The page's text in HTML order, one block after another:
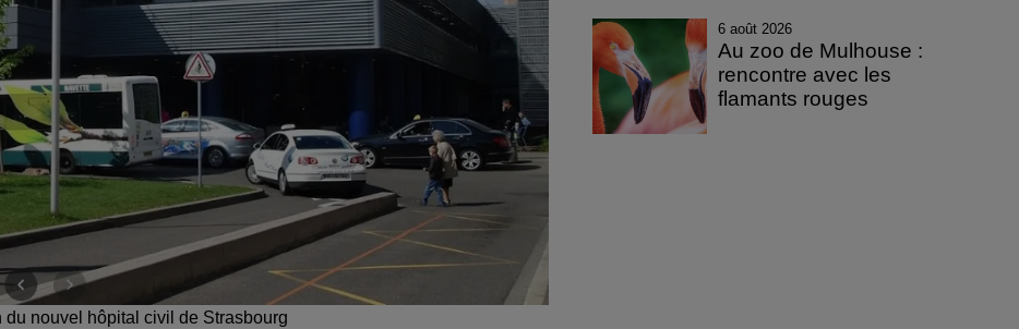
nouvel hôpital civil de Strasbourg
6 août 2026
Au zoo de Mulhouse :
rencontre avec les
flamants rouges